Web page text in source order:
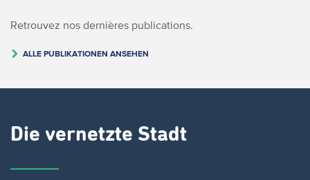
Retrouvez nos dernières publications.
ALLE PUBLIKATIONEN ANSEHEN
Die vernetzte Stadt